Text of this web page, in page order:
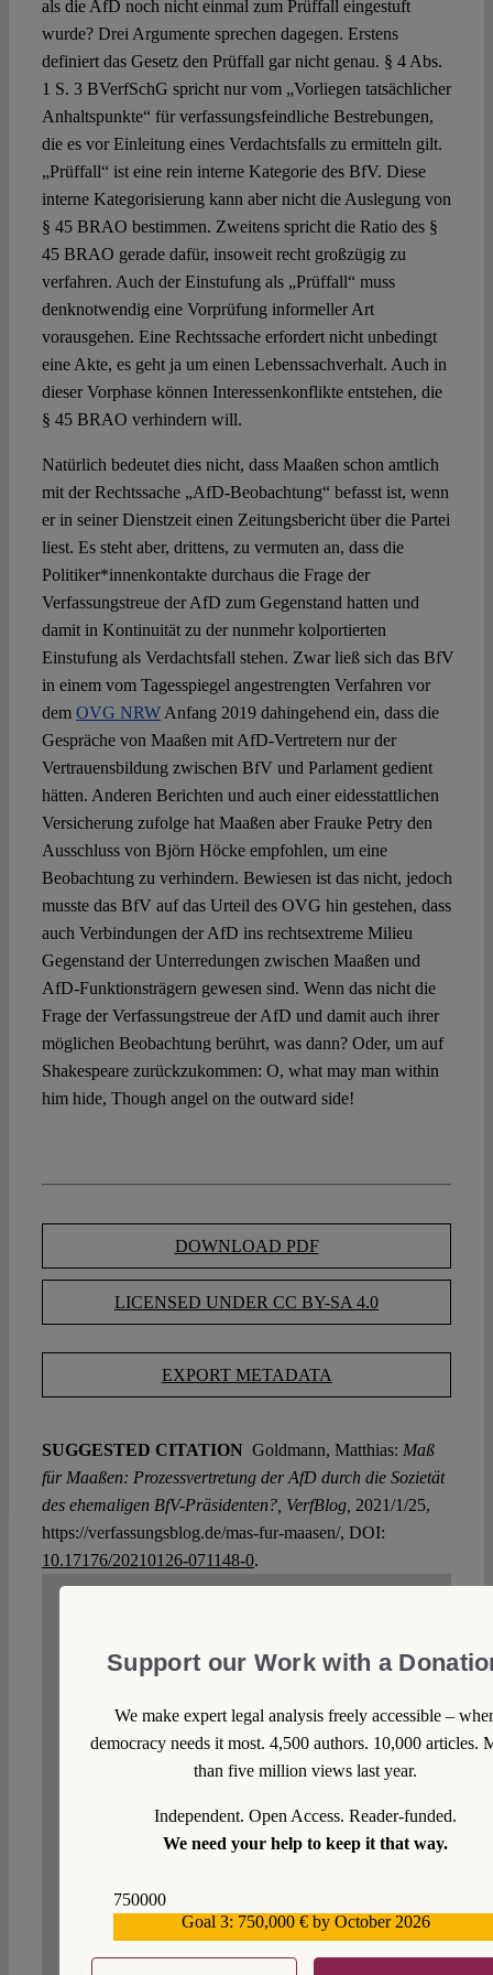
als die AfD noch nicht einmal zum Prüffall eingestuft
wurde? Drei Argumente sprechen dagegen. Erstens
definiert das Gesetz den Prüffall gar nicht genau. § 4 Abs.
1 S. 3 BVerfSchG spricht nur vom „Vorliegen tatsächlicher
Anhaltspunkte“ für verfassungsfeindliche Bestrebungen,
die es vor Einleitung eines Verdachtsfalls zu ermitteln gilt.
„Prüffall“ ist eine rein interne Kategorie des BfV. Diese
interne Kategorisierung kann aber nicht die Auslegung von
§ 45 BRAO bestimmen. Zweitens spricht die Ratio des §
45 BRAO gerade dafür, insoweit recht großzügig zu
verfahren. Auch der Einstufung als „Prüffall“ muss
denknotwendig eine Vorprüfung informeller Art
vorausgehen. Eine Rechtssache erfordert nicht unbedingt
eine Akte, es geht ja um einen Lebenssachverhalt. Auch in
dieser Vorphase können Interessenkonflikte entstehen, die
§ 45 BRAO verhindern will.
Natürlich bedeutet dies nicht, dass Maaßen schon amtlich
mit der Rechtssache „AfD-Beobachtung“ befasst ist, wenn
er in seiner Dienstzeit einen Zeitungsbericht über die Partei
liest. Es steht aber, drittens, zu vermuten an, dass die
Politiker*innenkontakte durchaus die Frage der
Verfassungstreue der AfD zum Gegenstand hatten und
damit in Kontinuität zu der nunmehr kolportierten
Einstufung als Verdachtsfall stehen. Zwar ließ sich das BfV
in einem vom Tagesspiegel angestrengten Verfahren vor
dem OVG NRWAnfang 2019 dahingehend ein, dass die
Gespräche von Maaßen mit AfD-Vertretern nur der
Vertrauensbildung zwischen BfV und Parlament gedient
hätten. Anderen Berichten und auch einer eidesstattlichen
Versicherung zufolge hat Maaßen aber Frauke Petry den
Ausschluss von Björn Höcke empfohlen, um eine
Beobachtung zu verhindern. Bewiesen ist das nicht, jedoch
musste das BfV auf das Urteil des OVG hin gestehen, dass
auch Verbindungen der AfD ins rechtsextreme Milieu
Gegenstand der Unterredungen zwischen Maaßen und
AfD-Funktionsträgern gewesen sind. Wenn das nicht die
Frage der Verfassungstreue der AfD und damit auch ihrer
möglichen Beobachtung berührt, was dann? Oder, um auf
Shakespeare zurückzukommen: O, what may man within
him hide, Though angel on the outward side!
DOWNLOAD PDF
LICENSED UNDER CC BY-SA 4.0
EXPORT METADATA
SUGGESTED CITATION Goldmann, Matthias: Maß
für Maaßen: Prozessvertretung der AfD durch die Sozietät
des ehemaligen BfV-Präsidenten?, VerfBlog, 2021/1/25,
https://verfassungsblog.de/mas-fur-maasen/, DOI:
10.17176/20210126-071148-0.
1. We welcome your comments but you do so as our
rights to make sure that Verfassungsblog remains a
safe and attractive place for everyone. Your comment
will not appear immediately but will be moderated
means not all submitted comments will be published.
arguments.
Support our Work with a
We make expert legal analysis freely accessible –
democracy needs it most. 4,500 authors. 10,000 articles.
than five million views last year.
Independent. Open Access. Reader-funded.
We need your help to keep it that way.
750000
Goal 3: 750,000 € by October 2026